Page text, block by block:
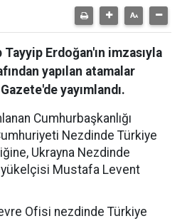
Erdoğan'ın imzasıyla
yapılan atamalar
yayımlandı.
Cumhurbaşkanlığı
Nezdinde Türkiye
Ukrayna Nezdinde
Mustafa Levent
Ofisi nezdinde Türkiye